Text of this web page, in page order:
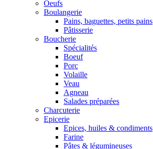
Oeufs
Boulangerie
Pains, baguettes, petits pains
Pâtisserie
Boucherie
Spécialités
Boeuf
Porc
Volaille
Veau
Agneau
Salades préparées
Charcuterie
Epicerie
Epices, huiles & condiments
Farine
Pâtes & légumineuses